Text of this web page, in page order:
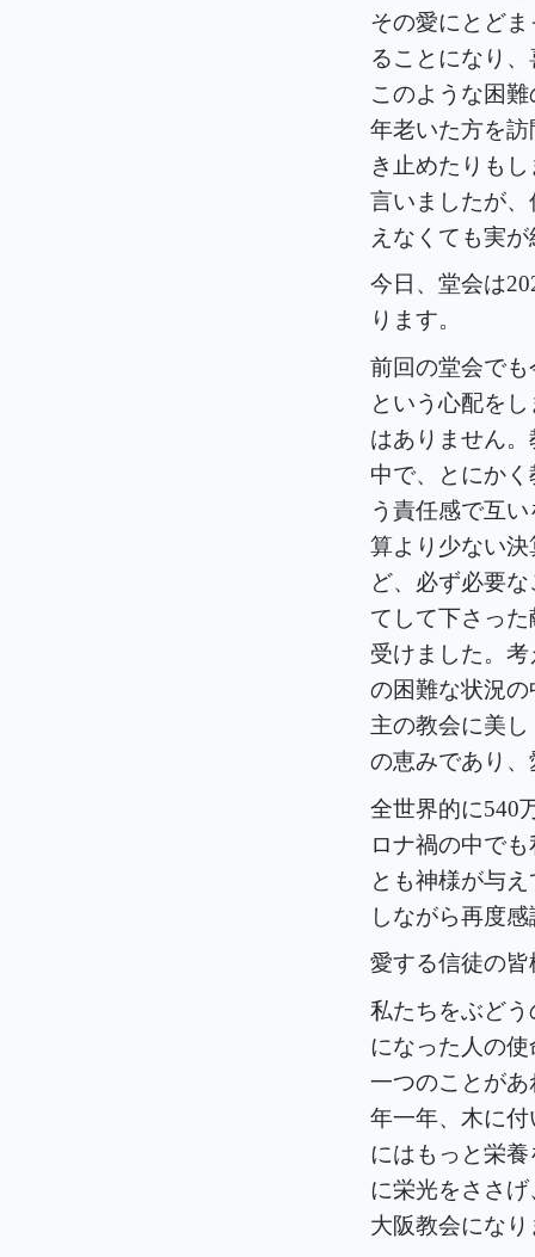
その愛にとど
ることになり
このような困
年老いた方を
き止めたりも
言いましたが
えなくても実
今日、堂会は
ります。
前回の堂会で
という心配を
はありません
中で、とにか
う責任感で互
算より少ない
ど、必ず必要
てして下さっ
受けました。
の困難な状況
主の教会に美
の恵みであり
全世界的に540
ロナ禍の中で
とも神様が与
しながら再度
愛する信徒の皆
私たちをぶど
になった人の
一つのことが
年一年、木に
にはもっと栄
に栄光をささ
大阪教会にな